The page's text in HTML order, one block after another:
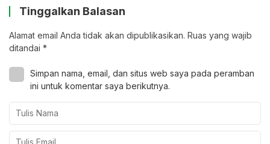
Tinggalkan Balasan
Alamat email Anda tidak akan dipublikasikan. Ruas yang wajib
ditandai *
Simpan nama, email, dan situs web saya pada peramban
ini untuk komentar saya berikutnya.